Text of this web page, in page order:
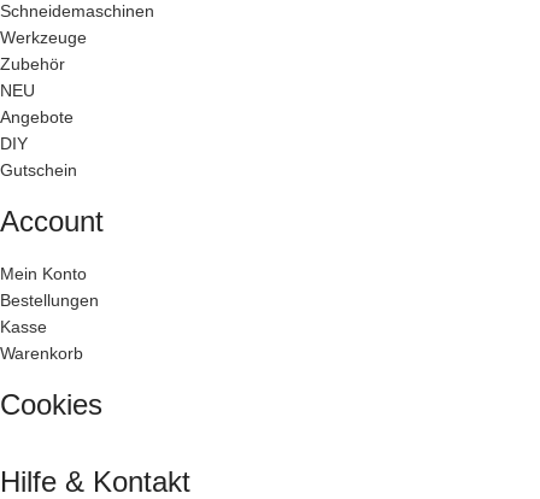
Schneidemaschinen
Werkzeuge
Zubehör
NEU
Angebote
DIY
Gutschein
Account
Mein Konto
Bestellungen
Kasse
Warenkorb
Cookies
Hilfe & Kontakt